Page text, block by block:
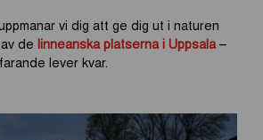
vi dig att ge dig ut i naturen
de linneanska platserna i Uppsala–
lever kvar.